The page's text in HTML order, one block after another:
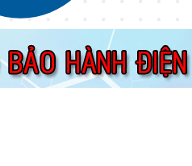
dân dụng, thiết bị nhà bếp tại Hà